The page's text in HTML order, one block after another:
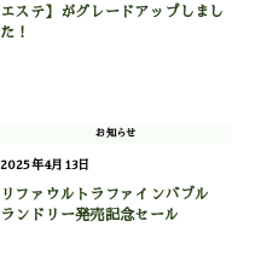
エステ】がグレードアップしまし
た！
お知らせ
2025年4月13日
リファウルトラファインバブル
ランドリー発売記念セール